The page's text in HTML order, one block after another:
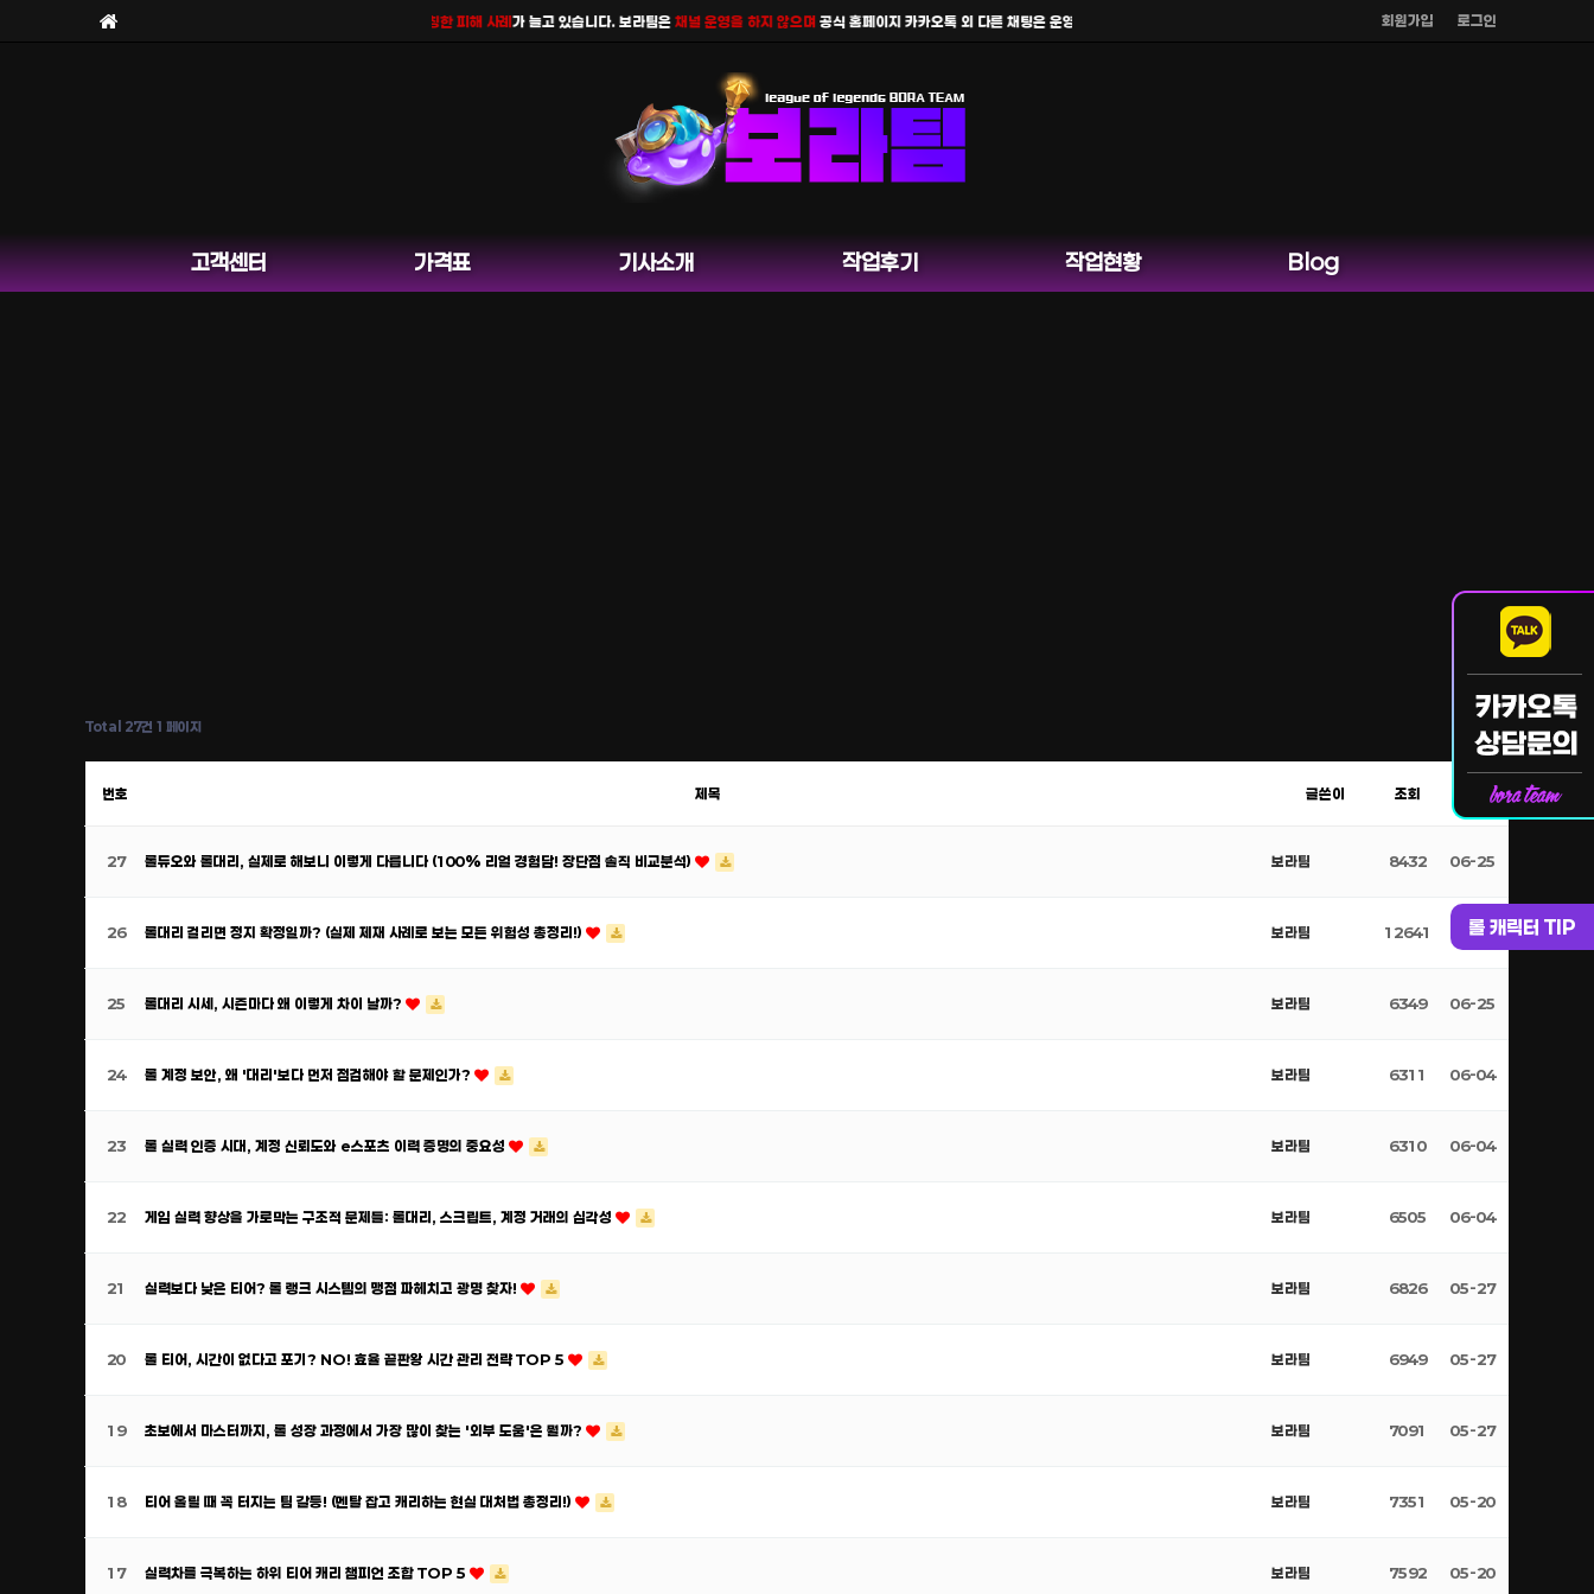
회원가입 로그인
사칭한 피해 사례가 늘고 있습니다. 보라팀은채널 운영을 하지 않으며공식 홈페이지 카카오톡 외 다른 채팅은 운영하지 않습니다.
롤 캐릭터 TIP
고객센터 가격표 기사소개 작업후기 작업현황 Blog
Total 27건 1 페이지
번호 제목 글쓴이 조회
27 롤듀오와 롤대리, 실제로 해보니 이렇게 다릅니다 (100% 리얼 경험담! 장단점 솔직 비교분석) 보라팀 8432 06-25
26 롤대리 걸리면 정지 확정일까? (실제 제재 사례로 보는 모든 위험성 총정리!) 보라팀 12641 06-25
25 롤대리 시세, 시즌마다 왜 이렇게 차이 날까? 보라팀 6349 06-25
24 롤 계정 보안, 왜 '대리'보다 먼저 점검해야 할 문제인가? 보라팀 6311 06-04
23 롤 실력 인증 시대, 계정 신뢰도와 e스포츠 이력 증명의 중요성 보라팀 6310 06-04
22 게임 실력 향상을 가로막는 구조적 문제들: 롤대리, 스크립트, 계정 거래의 심각성 보라팀 6505 06-04
21 실력보다 낮은 티어? 롤 랭크 시스템의 맹점 파헤치고 광명 찾자! 보라팀 6826 05-27
20 롤 티어, 시간이 없다고 포기? NO! 효율 끝판왕 시간 관리 전략 TOP 5 보라팀 6949 05-27
19 초보에서 마스터까지, 롤 성장 과정에서 가장 많이 찾는 '외부 도움'은 뭘까? 보라팀 7091 05-27
18 티어 올릴 때 꼭 터지는 팀 갈등! (멘탈 잡고 캐리하는 현실 대처법 총정리!) 보라팀 7351 05-20
17 실력차를 극복하는 하위 티어 캐리 챔피언 조합 TOP 5 보라팀 7592 05-20